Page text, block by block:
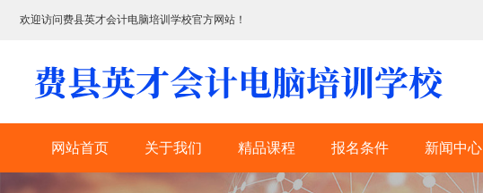
欢迎访问费县英才会计电脑培训学校官方网站！
网站首页 关于我们 精品课程 报名条件 新闻中心